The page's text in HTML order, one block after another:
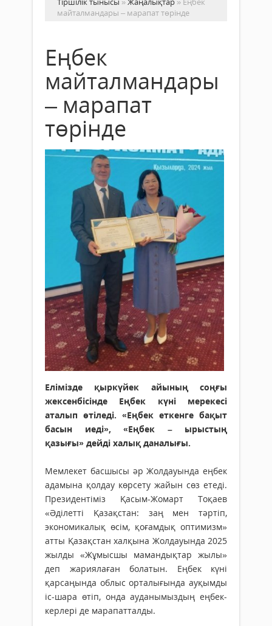
майталмандары – марапат төрінде
Еңбек
майталмандары
– марапат
төрінде
Елімізде қыркүйек айының соңғы
жексенбісінде Еңбек күні мерекесі
аталып өтіледі. «Еңбек еткенге бақыт
басын иеді», «Еңбек – ырыстың
қазығы» дейді халық даналығы.
Мемлекет басшысы әр Жолдауында еңбек
адамына қолдау көрсету жайын сөз етеді.
Президентіміз Қасым-Жомарт Тоқаев
«Әділетті Қазақстан: заң мен тәртіп,
экономикалық өсім, қоғамдық оптимизм»
атты Қазақстан халқына Жолдауында 2025
жылды «Жұмысшы мамандықтар жылы»
деп жариялаған болатын. Еңбек күні
қарса­ңын­да облыс орталығында ауқымды
іс-шара өтіп, онда ауданымыздың еңбек­
керлері де марапатталды.